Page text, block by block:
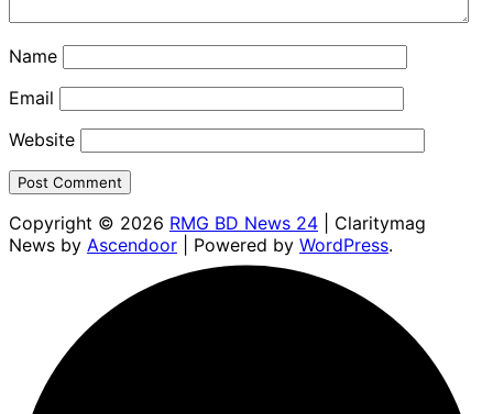
Name
Email
Website
Copyright © 2026 RMG BD News 24 | Claritymag
News by Ascendoor | Powered by WordPress.